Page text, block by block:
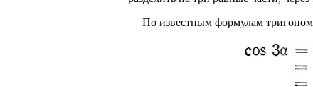
По известным формулам